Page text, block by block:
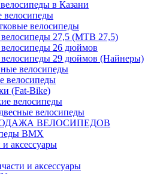
в Казани
велосипеды
велосипеды
27,5 (MTB 27,5)
26 дюймов
29 дюймов (Найнеры)
велосипеды
велосипеды
(Fat-Bike)
велосипеды
велосипеды
ВЕЛОСИПЕДОВ
BMX
и аксессуары
и аксессуары